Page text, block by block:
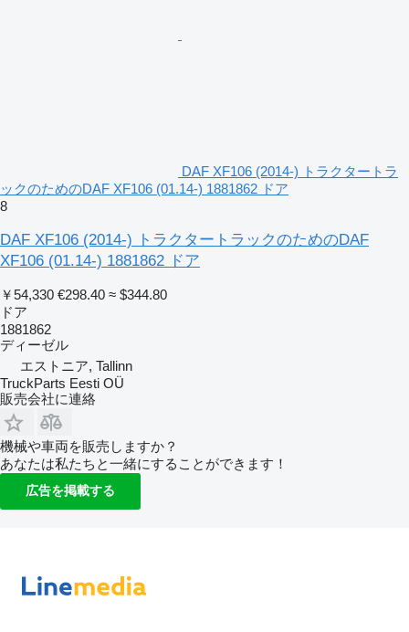
DAF XF106 (2014-) トラクタートラ
ックのためのDAF XF106 (01.14-) 1881862 ドア
8
DAF XF106 (2014-) トラクタートラックのためのDAF
XF106 (01.14-) 1881862 ドア
￥54,330 €298.40 ≈ $344.80
ドア
1881862
ディーゼル
エストニア, Tallinn
TruckParts Eesti OÜ
販売会社に連絡
機械や車両を販売しますか？
あなたは私たちと一緒にすることができます！
広告を掲載する